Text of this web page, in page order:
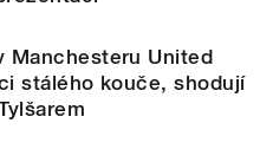
Manchesteru United
stálého kouče, shodují